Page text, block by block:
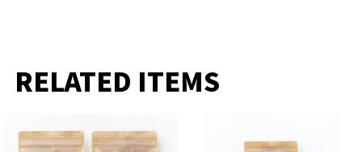
RELATED ITEMS